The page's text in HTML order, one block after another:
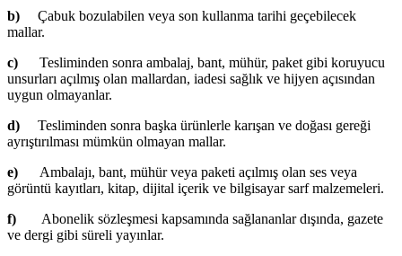
b)
Çabuk bozulabilen veya son kullanma tarihi geçebilecek
mallar.
c)
Tesliminden sonra ambalaj, bant, mühür, paket gibi koruyucu
unsurları açılmış olan mallardan, iadesi sağlık ve hijyen açısından
uygun olmayanlar.
d)
Tesliminden sonra başka ürünlerle karışan ve doğası gereği
ayrıştırılması mümkün olmayan mallar.
e)
Ambalajı, bant, mühür veya paketi açılmış olan ses veya
görüntü kayıtları, kitap, dijital içerik ve bilgisayar sarf malzemeleri.
f)
Abonelik sözleşmesi kapsamında sağlananlar dışında, gazete
ve dergi gibi süreli yayınlar.